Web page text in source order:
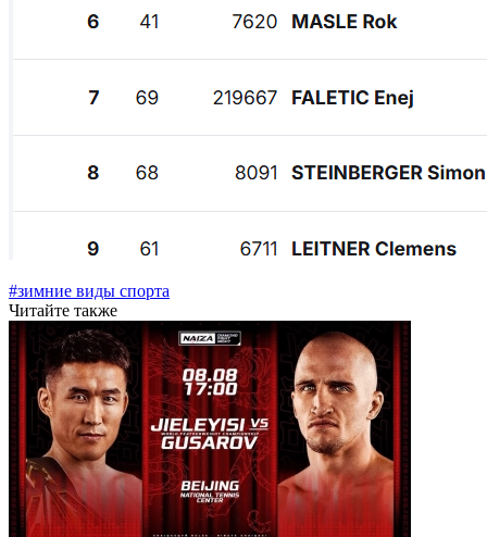
#зимние виды спорта
Читайте также